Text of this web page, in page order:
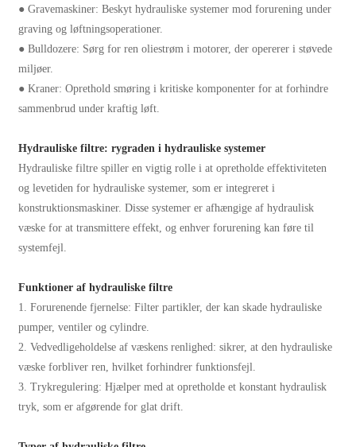
● Gravemaskiner: Beskyt hydrauliske systemer mod forurening under
graving og løftningsoperationer.
● Bulldozere: Sørg for ren oliestrøm i motorer, der opererer i støvede
miljøer.
● Kraner: Oprethold smøring i kritiske komponenter for at forhindre
sammenbrud under kraftig løft.
Hydrauliske filtre: rygraden i hydrauliske systemer
Hydrauliske filtre spiller en vigtig rolle i at opretholde effektiviteten
og levetiden for hydrauliske systemer, som er integreret i
konstruktionsmaskiner. Disse systemer er afhængige af hydraulisk
væske for at transmittere effekt, og enhver forurening kan føre til
systemfejl.
Funktioner af hydrauliske filtre
1. Forurenende fjernelse: Filter partikler, der kan skade hydrauliske
pumper, ventiler og cylindre.
2. Vedvedligeholdelse af væskens renlighed: sikrer, at den hydrauliske
væske forbliver ren, hvilket forhindrer funktionsfejl.
3. Trykregulering: Hjælper med at opretholde et konstant hydraulisk
tryk, som er afgørende for glat drift.